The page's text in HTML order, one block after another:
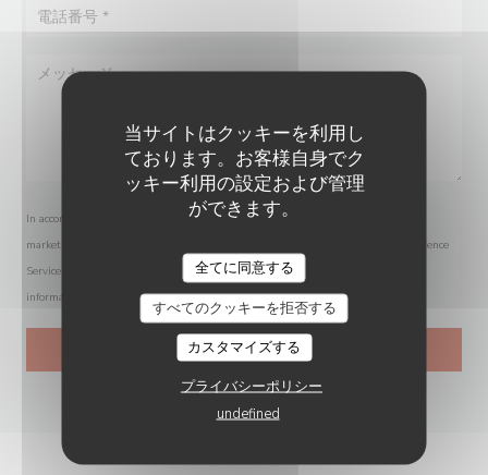
当サイトはクッキーを利用し
ております。お客様自身でク
ッキー利用の設定および管理
ができます。
全てに同意する
すべてのクッキーを拒否する
カスタマイズする
プライバシーポリシー
undefined
In accordance with data protection regulations, you have the right to opt out of
marketing communications. UK residents can register with the Telephone Preference
Service at
. US residents can register at
information about how we process your data, please see ourprivacy policy